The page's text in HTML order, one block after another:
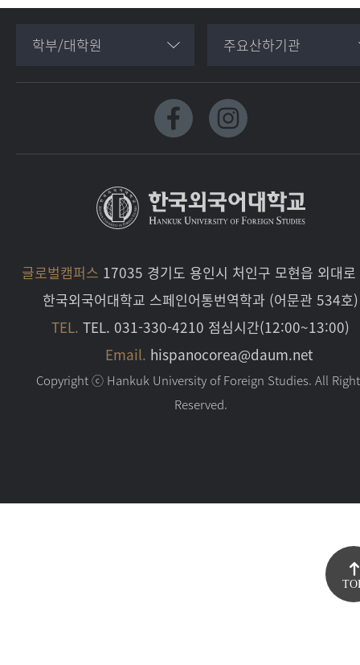
학부/대학원 주요산하기관
글로벌캠퍼스 17035 경기도 용인시 처인구 모현읍 외대
한국외국어대학교 스페인어통번역학과 (어문관 534호)
TEL. TEL. 031-330-4210 점심시간(12:00~13:00)
Email. hispanocorea@daum.net
Copyright ⓒ Hankuk University of Foreign Studies. All
Reserved.